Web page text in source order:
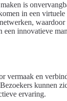
is
in een
innovatieve
vermaak en
kunnen
ervaring.